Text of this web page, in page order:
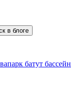
в блоге
батут бассейн